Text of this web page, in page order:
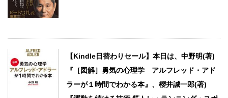
【Kindle日替わりセール】本日は、中野明(著)
『［図解］勇気の心理学 アルフレッド・アド
ラーが１時間でわかる本』、櫻井誠一郎(著)